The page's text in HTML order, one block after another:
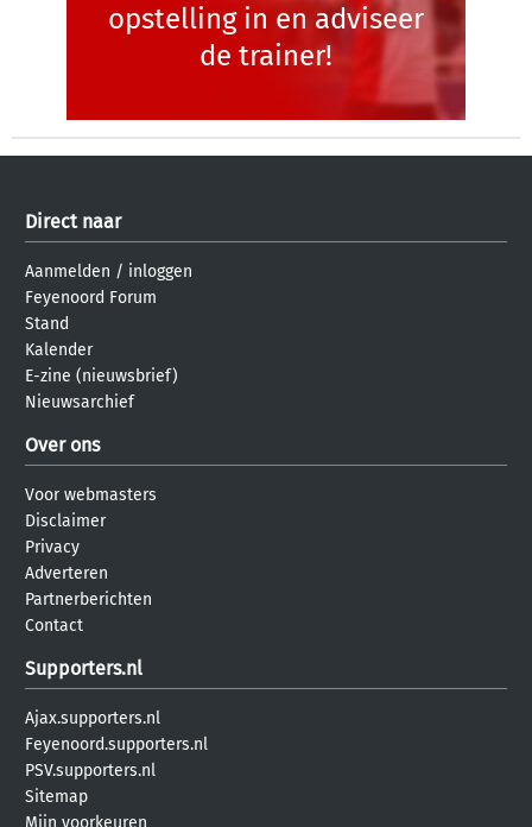
opstelling in en adviseer
de trainer!
Direct naar
Aanmelden / inloggen
Feyenoord Forum
Stand
Kalender
E-zine (nieuwsbrief)
Nieuwsarchief
Over ons
Voor webmasters
Disclaimer
Privacy
Adverteren
Partnerberichten
Contact
Supporters.nl
Ajax.supporters.nl
Feyenoord.supporters.nl
PSV.supporters.nl
Sitemap
Mijn voorkeuren